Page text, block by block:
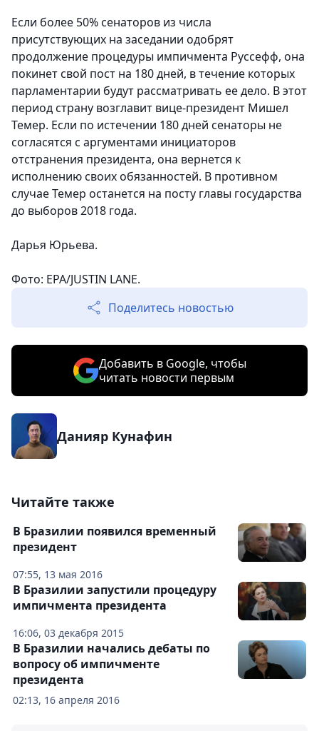
Если более 50% сенаторов из числа
присутствующих на заседании одобрят
продолжение процедуры импичмента Руссефф, она
покинет свой пост на 180 дней, в течение которых
парламентарии будут рассматривать ее дело. В этот
период страну возглавит вице-президент Мишел
Темер. Если по истечении 180 дней сенаторы не
согласятся с аргументами инициаторов
отстранения президента, она вернется к
исполнению своих обязанностей. В противном
случае Темер останется на посту главы государства
до выборов 2018 года.
Дарья Юрьева.
Фото: EPA/JUSTIN LANE.
Поделитесь новостью
Добавить в Google, чтобы
читать новости первым
Данияр Кунафин
Читайте также
07:55, 13 мая 2016
В Бразилии появился временный
президент
16:06, 03 декабря 2015
В Бразилии запустили процедуру
импичмента президента
02:13, 16 апреля 2016
В Бразилии начались дебаты по
вопросу об импичменте
президента